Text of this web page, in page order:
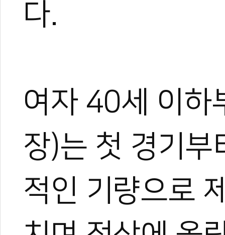
다.
여자 40세 이하
장)는 첫 경기부
적인 기량으로
한혜진
태권도 경기인 출신의 태권
트 KOICA 국제협력요원으
며, 20여 년간 65개국 300
작, 대회 중계방송 캐스터,
텐츠를 다각화해 온 전문
이온 대표이사를 맡고 있